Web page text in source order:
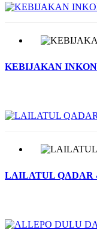
KEBIJAKAN
LAILATUL QADAR